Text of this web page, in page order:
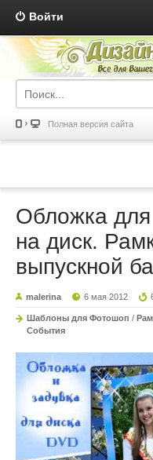
Войти
Полная версия сайта
Обложка для
на диск.
выпускной
malerina 6 мая 2012
Шаблоны для Фотошоп /
События